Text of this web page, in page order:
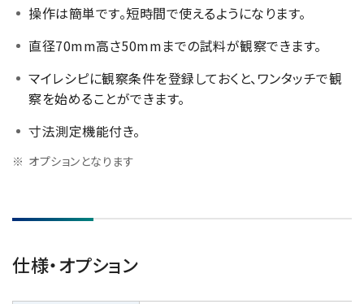
クライオ電子顕微鏡
透過電子顕微鏡 (TEM)
走査電子顕微鏡 (SEM)
集束イオンビーム加工観察装置 (FIB-SEM)
核磁気共鳴装置 (NMR)
MALDI-TOFMS
MicroED 専用装置
産業機器
操作は簡単です。短時間で使えるようになります。
直径70mm高さ50mmまでの試料が観察できます。
マイレシピに観察条件を登録しておくと、ワンタッチで観
察を始めることができます。
寸法測定機能付き。
オプションとなります
仕様・オプション